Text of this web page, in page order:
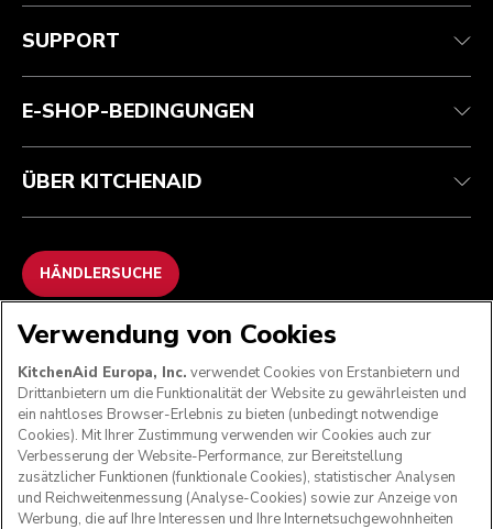
Kundenservice
Garantie und Dokumente
Kontaktieren Sie uns.
Teilnahmebedingungen
Rückgaben und Erstattungen
Impressum
ODR
Die Marke
Händlersuche
SUPPORT
E-SHOP-BEDINGUNGEN
ÜBER KITCHENAID
HÄNDLERSUCHE
WIR AKZEPTIEREN
FOLGEN SIE UNS
Verwendung von Cookies
KitchenAid Europa, Inc. verwendet Cookies von Erstanbietern und
Drittanbietern um die Funktionalität der Website zu gewährleisten und
ein nahtloses Browser-Erlebnis zu bieten (unbedingt notwendige
Cookies). Mit Ihrer Zustimmung verwenden wir Cookies auch zur
Verbesserung der Website-Performance, zur Bereitstellung
zusätzlicher Funktionen (funktionale Cookies), statistischer Analysen
und Reichweitenmessung (Analyse-Cookies) sowie zur Anzeige von
Werbung, die auf Ihre Interessen und Ihre Internetsuchgewohnheiten